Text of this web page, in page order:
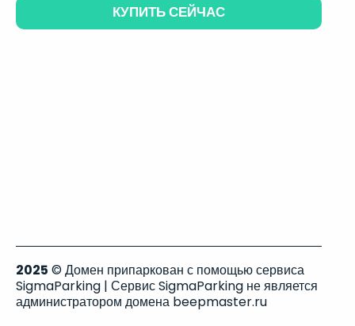
КУПИТЬ СЕЙЧАС
2025 © Домен припаркован с помощью сервиса
SigmaParking | Сервис SigmaParking не является
администратором домена beepmaster.ru